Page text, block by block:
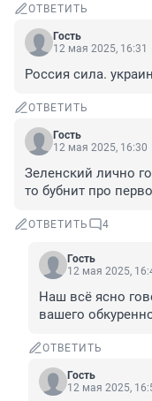
ОТВЕТИТЬ
Гость
12 мая 2025, 16:31
Россия сила.
ОТВЕТИТЬ
Гость
12 мая 2025, 16:30
Зеленский лично
то бубнит про
ОТВЕТИТЬ 4
Гость
12 мая 2025,
Наш всё ясно
вашего
ОТВЕТИТЬ
Гость
12 мая 2025,